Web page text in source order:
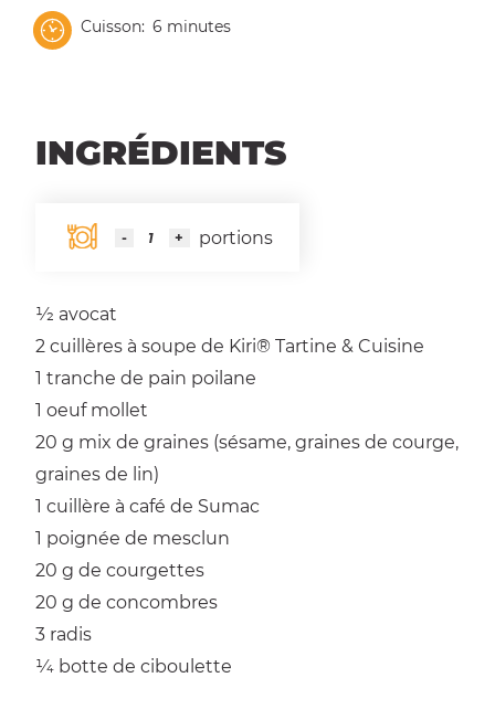
Cuisson 6 minutes
INGRÉDIENTS
portions
1⁄2 avocat
2 cuillères à soupe de Kiri® Tartine & Cuisine
1 tranche de pain poilane
1 oeuf mollet
20 g mix de graines (sésame, graines de courge,
graines de lin)
1 cuillère à café de Sumac
1 poignée de mesclun
20 g de courgettes
20 g de concombres
3 radis
1⁄4 botte de ciboulette